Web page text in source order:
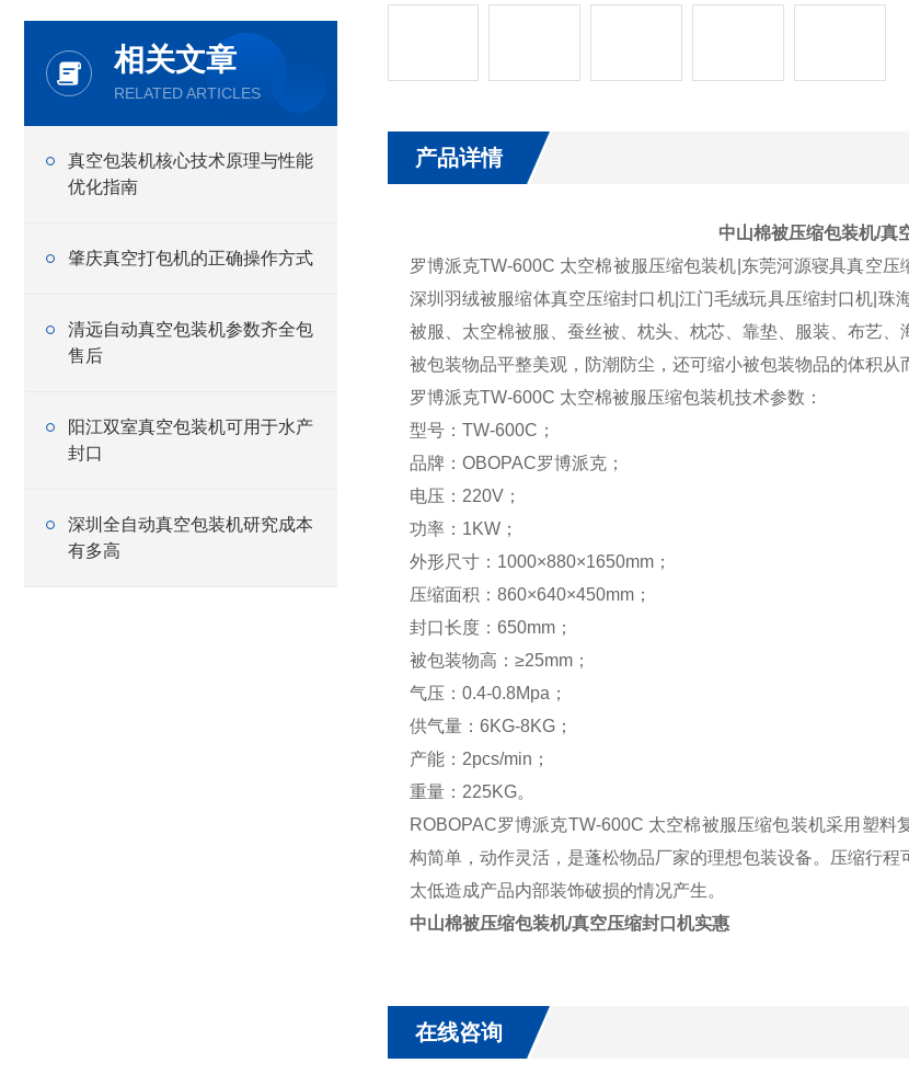
相关文章
RELATED ARTICLES
真空包装机核心技术原理与性能
优化指南
肇庆真空打包机的正确操作方式
清远自动真空包装机参数齐全包
售后
阳江双室真空包装机可用于水产
封口
深圳全自动真空包装机研究成本
有多高
产品详情
中山棉被压缩包装机/真
罗博派克TW-600C 太空棉被服压缩包装机|东莞河源寝具真空
深圳羽绒被服缩体真空压缩封口机|江门毛绒玩具压缩封口机|
被服、太空棉被服、蚕丝被、枕头、枕芯、靠垫、服装、布艺
被包装物品平整美观，防潮防尘，还可缩小被包装物品的体积从
罗博派克TW-600C 太空棉被服压缩包装机技术参数：
型号：TW-600C；
品牌： OBOPAC罗博派克；
电压：220V；
功率：1KW；
外形尺寸：1000×880×1650mm；
压缩面积：860×640×450mm；
封口长度：650mm；
被包装物高：≥25mm；
气压：0.4-0.8Mpa；
供气量：6KG-8KG；
产能：2pcs/min；
重量：225KG。
ROBOPAC罗博派克TW-600C 太空棉被服压缩包装机采用塑料
构简单，动作灵活，是蓬松物品厂家的理想包装设备。压缩行
太低造成产品内部装饰破损的情况产生。
中山棉被压缩包装机/真空压缩封口机实惠
在线咨询